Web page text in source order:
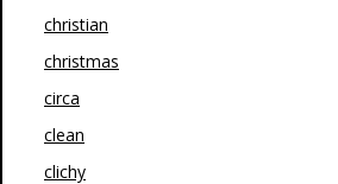
christian
christmas
circa
clean
clichy